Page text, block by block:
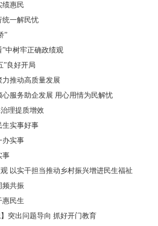
绩惠民
统一解民忧
”
”中树牢正确政绩观
”良好开局
推动高质量发展
服务助企发展 用心用情为民解忧
理提质增效
生实事好事
办实事
事
以实干担当推动乡村振兴增进民生福祉
频共振
惠民生
突出问题导向 抓好开门教育